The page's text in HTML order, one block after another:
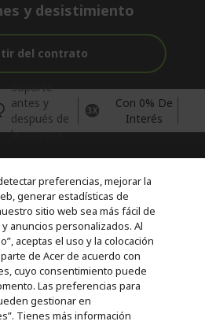
y desistimiento
del contrato
Soporte
antes y
después de
la compra
Con 0% De
Interés
distribuidor autorizado de los
en esta tienda.
gestión de RAEES, según RD.
Nº 7573; de pilas y baterías, según
PYA Nº 2180. Adherida a los
de ecopilas y ecoembes.
preferencias, mejorar la
generar estadísticas de
sitio web sea más fácil de
anuncios personalizados. Al
aceptas el uso y la colocación
de Acer de acuerdo con
cuyo consentimiento puede
Las preferencias para
gestionar en
Tienes más información